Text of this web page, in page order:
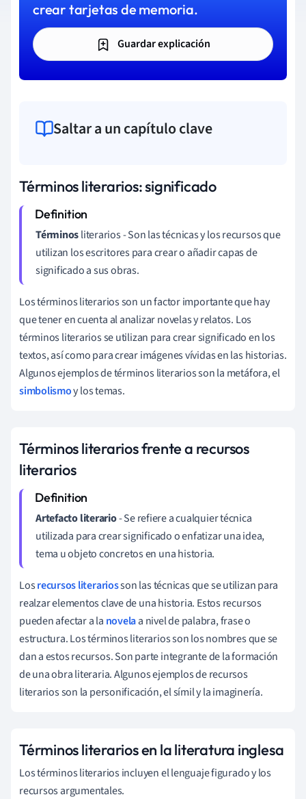
crear tarjetas de memoria.
Guardar explicación
Saltar a un capítulo clave
Términos literarios: significado
Términosliterarios -Son las técnicas y los recursos que
utilizan los escritores para crear o añadir capas de
significado a sus obras.
Los términos literarios son un factor importante que hay
que tener en cuenta al analizar novelas y relatos. Los
términos literarios se utilizan para crear significado en los
textos, así como para crear imágenes vívidas en las historias.
Algunos ejemplos de términos literarios son la metáfora, el
simbolismoy los temas.
Términos literarios frente a recursos
literarios
Artefactoliterario- Se refiere a cualquier técnica
utilizada para crear significado o enfatizar una idea,
tema u objeto concretos en una historia.
Losrecursos literariosson las técnicas que se utilizan para
realzar elementos clave de una historia. Estos recursos
pueden afectar a la novelaa nivel de palabra, frase o
estructura. Los términos literarios son los nombres que se
dan a estos recursos. Son parte integrante de la formación
de una obra literaria. Algunos ejemplos de recursos
literarios son la personificación, el símil y la imaginería.
Términos literarios en la literatura inglesa
Los términos literarios incluyen el lenguaje figurado y los
recursos argumentales.